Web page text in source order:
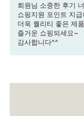
회원님 소중한 후기
쇼핑지원 포인트 지
더욱 퀄리티 좋은 제
즐거운 쇼핑되세요~
감사합니다^^